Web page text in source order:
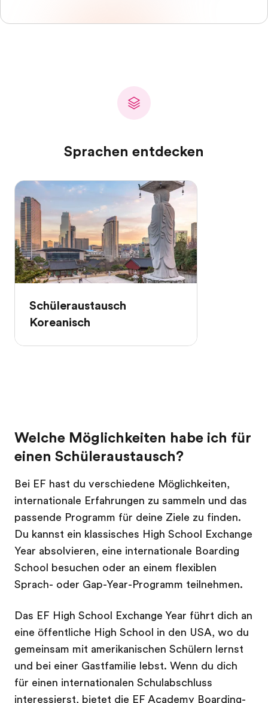
Sprachen entdecken
Schüleraustausch
Koreanisch
Welche Möglichkeiten habe ich für
einen Schüleraustausch?
Bei EF hast du verschiedene Möglichkeiten,
internationale Erfahrungen zu sammeln und das
passende Programm für deine Ziele zu finden.
Du kannst ein klassisches High School Exchange
Year absolvieren, eine internationale Boarding
School besuchen oder an einem flexiblen
Sprach- oder Gap-Year-Programm teilnehmen.
Das EF High School Exchange Year führt dich an
eine öffentliche High School in den USA, wo du
gemeinsam mit amerikanischen Schülern lernst
und bei einer Gastfamilie lebst. Wenn du dich
für einen internationalen Schulabschluss
interessierst, bietet die EF Academy Boarding-